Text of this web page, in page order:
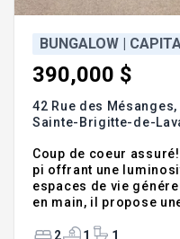
BUNGALOW |
390,000 $
42 Rue des Mésanges,
Sainte-Brigitte-de-
Coup de coeur
pi offrant une
espaces de vie
en main, il propose
lumineuse et son
2 1 1